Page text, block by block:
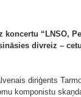
koncertu “LNSO,
divreiz –
diriģents
komponistu